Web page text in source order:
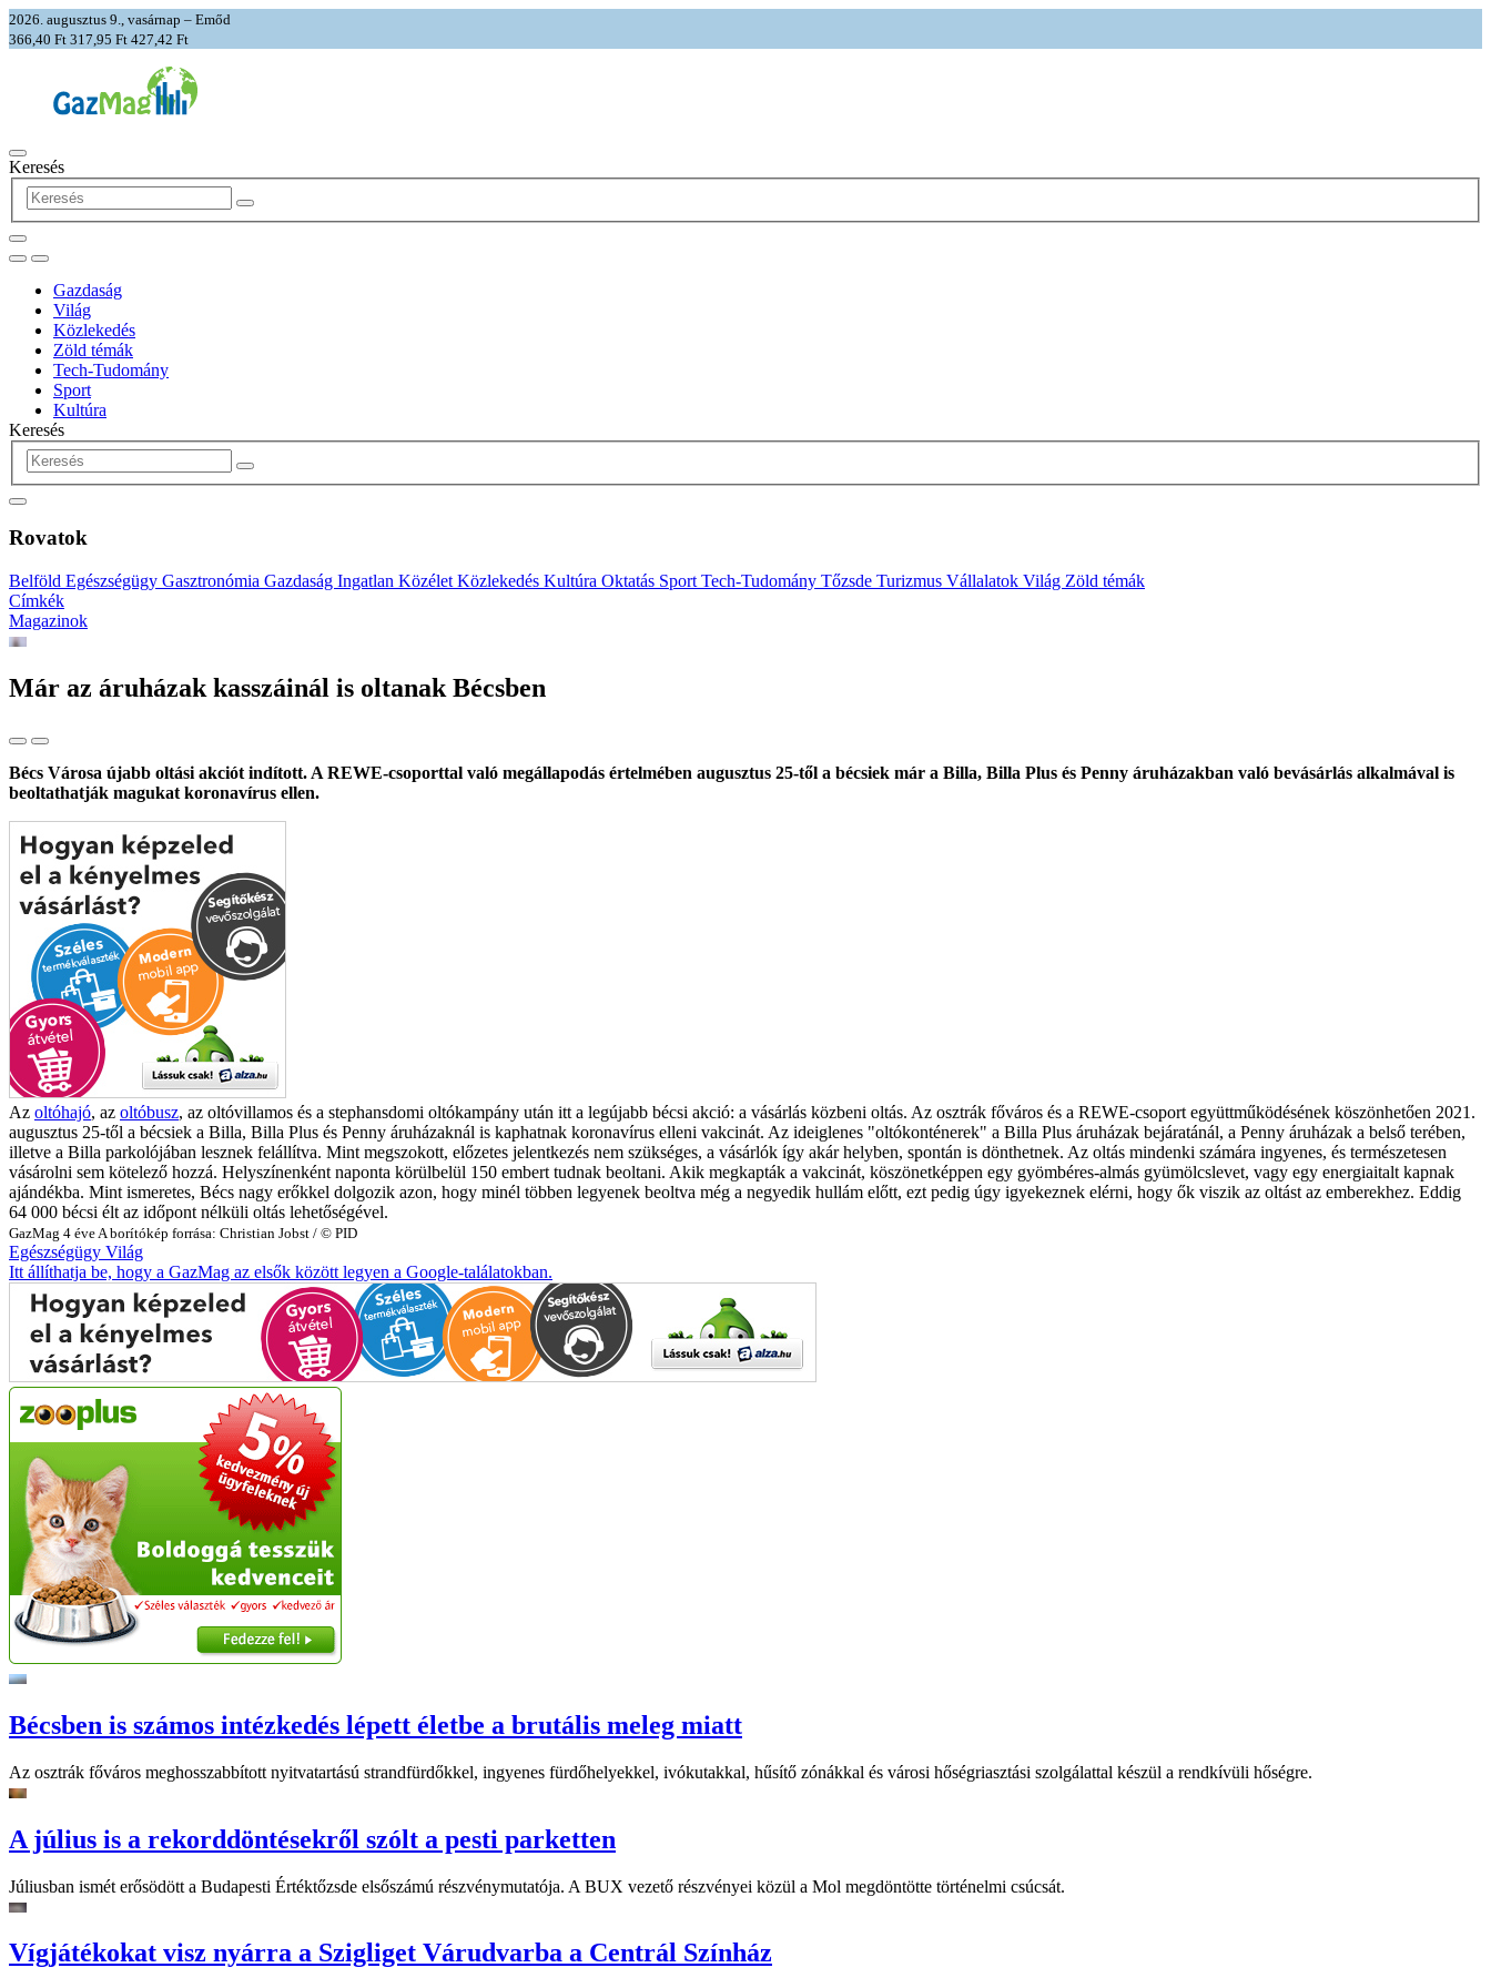
2026. augusztus 9., vasárnap – Emőd
366,40 Ft 317,95 Ft 427,42 Ft
Keresés
Gazdaság
Világ
Közlekedés
Zöld témák
Tech-Tudomány
Sport
Kultúra
Keresés
Rovatok
Belföld Egészségügy Gasztronómia Gazdaság Ingatlan Közélet Közlekedés Kultúra Oktatás Sport Tech-Tudomány Tőzsde Turizmus Vállalatok Világ Zöld témák
Címkék
Magazinok
Már az áruházak kasszáinál is oltanak Bécsben
Bécs Városa újabb oltási akciót indított. A REWE-csoporttal való megállapodás értelmében augusztus 25-től a bécsiek már a Billa, Billa Plus és Penny áruházakban való bevásárlás alkalmával is
beoltathatják magukat koronavírus ellen.
Az oltóhajó, az oltóbusz, az oltóvillamos és a stephansdomi oltókampány után itt a legújabb bécsi akció: a vásárlás közbeni oltás. Az osztrák főváros és a REWE-csoport együttműködésének köszönhetően 2021.
augusztus 25-től a bécsiek a Billa, Billa Plus és Penny áruházaknál is kaphatnak koronavírus elleni vakcinát. Az ideiglenes "oltókonténerek" a Billa Plus áruházak bejáratánál, a Penny áruházak a belső terében,
illetve a Billa parkolójában lesznek felállítva. Mint megszokott, előzetes jelentkezés nem szükséges, a vásárlók így akár helyben, spontán is dönthetnek. Az oltás mindenki számára ingyenes, és természetesen
vásárolni sem kötelező hozzá. Helyszínenként naponta körülbelül 150 embert tudnak beoltani. Akik megkapták a vakcinát, köszönetképpen egy gyömbéres-almás gyümölcslevet, vagy egy energiaitalt kapnak
ajándékba. Mint ismeretes, Bécs nagy erőkkel dolgozik azon, hogy minél többen legyenek beoltva még a negyedik hullám előtt, ezt pedig úgy igyekeznek elérni, hogy ők viszik az oltást az emberekhez. Eddig
64 000 bécsi élt az időpont nélküli oltás lehetőségével.
GazMag 4 éve A borítókép forrása: Christian Jobst / © PID
Egészségügy Világ
Itt állíthatja be, hogy a GazMag az elsők között legyen a Google-találatokban.
Bécsben is számos intézkedés lépett életbe a brutális meleg miatt
Az osztrák főváros meghosszabbított nyitvatartású strandfürdőkkel, ingyenes fürdőhelyekkel, ivókutakkal, hűsítő zónákkal és városi hőségriasztási szolgálattal készül a rendkívüli hőségre.
A július is a rekorddöntésekről szólt a pesti parketten
Júliusban ismét erősödött a Budapesti Értéktőzsde elsőszámú részvénymutatója. A BUX vezető részvényei közül a Mol megdöntötte történelmi csúcsát.
Vígjátékokat visz nyárra a Szigliget Várudvarba a Centrál Színház